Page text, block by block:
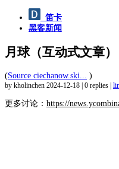
笛卡
黑客新闻
月球（互动式文章）
(Source ciechanow.ski... )
by kholinchen 2024-12-18 0 replies
更多讨论： https://